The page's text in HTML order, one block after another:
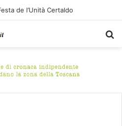
de l’Unità Certaldo